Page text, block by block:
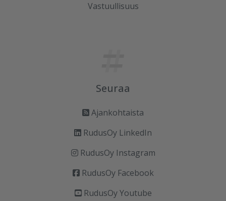
Vastuullisuus
Seuraa
Ajankohtaista
RudusOy LinkedIn
RudusOy Instagram
RudusOy Facebook
RudusOy Youtube